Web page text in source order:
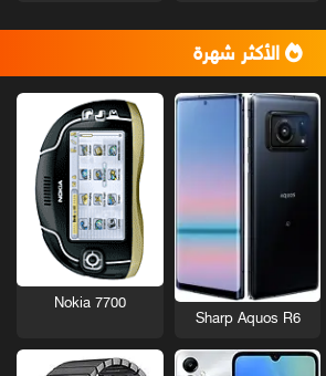
الأكثر شهرة
Sharp Aquos R6
Nokia 7700